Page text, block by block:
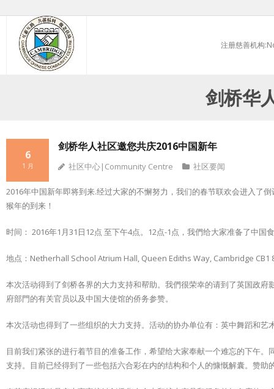
content
注册慈善机构
剑桥华
剑桥华人社区邀您共庆2016中国新年
6
1 月 社区中心|Community Centre 社区要闻
2016年中国新年即将到来.经过大家的不懈努力，我们的春节联欢会进入了
猴年的到来！
时间： 2016年1月31日12点 至下午4点。12点-1点，我們给大家准备了中
地点：Netherhall School Atrium Hall, Queen Ediths Way, Cambridge CB1
本次活动得到了剑桥各界的大力支持和帮助。我們很荣幸的请到了英国政
府部門的有关官员以及中国大使馆的侨务参赞。
本次活动也得到了一些组织的大力支持。活动的协办单位有：英中舞蹈和
目前我们紧张的进行着节目的准备工作，希望给大家奉献一个难忘的下午
支持。目前已经得到了一些包括六合彩在内的结构和个人的慷慨解囊。赞